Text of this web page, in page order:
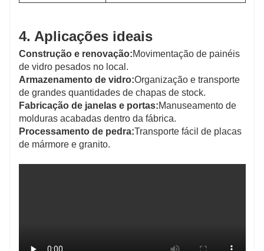
4. Aplicações ideais
Construção e renovação:Movimentação de painéis
de vidro pesados ​​no local.
Armazenamento de vidro:Organização e transporte
de grandes quantidades de chapas de stock.
Fabricação de janelas e portas:Manuseamento de
molduras acabadas dentro da fábrica.
Processamento de pedra:Transporte fácil de placas
de mármore e granito.